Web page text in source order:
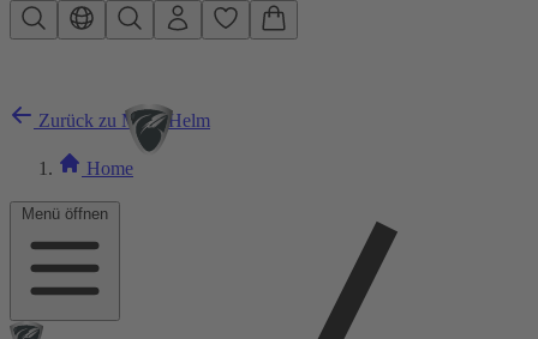
Zum Hauptinhalt springen
Menü öffnen
Zurück zu MTB Helm
Home